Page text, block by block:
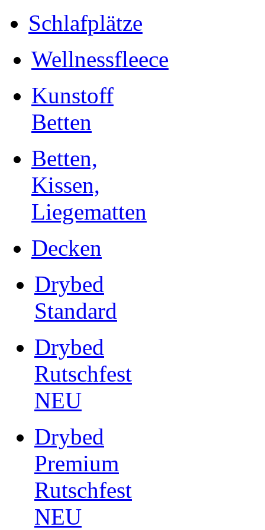
Schlafplätze
Wellnessfleece
Kunstoff
Betten
Betten,
Kissen,
Liegematten
Decken
Drybed
Standard
Drybed
Rutschfest
NEU
Drybed
Premium
Rutschfest
NEU